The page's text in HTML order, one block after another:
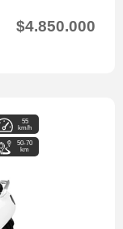
$4.850.000
55
km/h
50-70
km